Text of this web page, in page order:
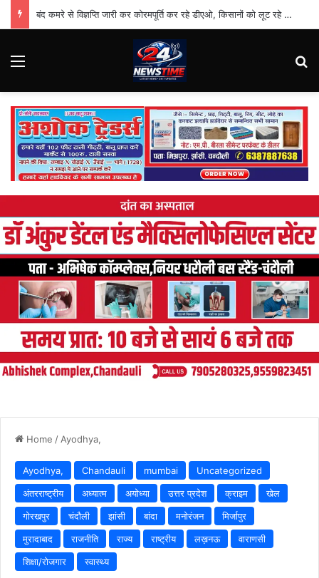
बंद कमरे से विज्ञप्ति जारी कर कोरमपूर्ति कर रहे डीएओ, किसानों को लूट रहे निजी दुकानदार
Menu
Home / Ayodhya,
Ayodhya, Chandauli mumbai
Uncategorized
अंतरराष्ट्रीय
अध्यात्म अयोध्या उत्तर प्रदेश क्राइम
खेल
गोरखपुर
चंदौली झांसी बांदा मनोरंजन
मिर्जापुर
मुरादाबाद
राजनीति राज्य राष्ट्रीय लख़नऊ
वाराणसी
शिक्षा/रोजगार
स्वास्थ्य